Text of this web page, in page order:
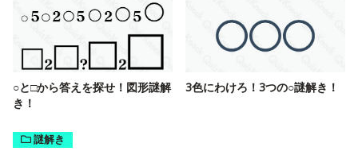
○と□から答えを探せ！図形謎解
き！
3色にわけろ！3つの○謎解き！
謎解き